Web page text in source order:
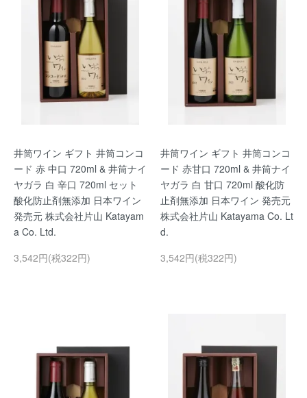
井筒ワイン ギフト 井筒コンコ
ード 赤 中口 720ml & 井筒ナイ
ヤガラ 白 辛口 720ml セット
酸化防止剤無添加 日本ワイン
発売元 株式会社片山 Katayam
a Co. Ltd.
3,542円(税322円)
井筒ワイン ギフト 井筒コンコ
ード 赤甘口 720ml & 井筒ナイ
ヤガラ 白 甘口 720ml 酸化防
止剤無添加 日本ワイン 発売元
株式会社片山 Katayama Co. Lt
d.
3,542円(税322円)